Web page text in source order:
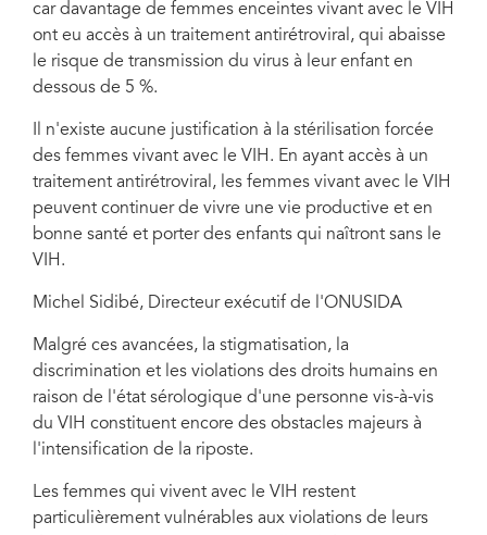
car davantage de femmes enceintes vivant avec le VIH
ont eu accès à un traitement antirétroviral, qui abaisse
le risque de transmission du virus à leur enfant en
dessous de 5 %.
Il n'existe aucune justification à la stérilisation forcée
des femmes vivant avec le VIH. En ayant accès à un
traitement antirétroviral, les femmes vivant avec le VIH
peuvent continuer de vivre une vie productive et en
bonne santé et porter des enfants qui naîtront sans le
VIH.
Michel Sidibé, Directeur exécutif de l'ONUSIDA
Malgré ces avancées, la stigmatisation, la
discrimination et les violations des droits humains en
raison de l'état sérologique d'une personne vis-à-vis
du VIH constituent encore des obstacles majeurs à
l'intensification de la riposte.
Les femmes qui vivent avec le VIH restent
particulièrement vulnérables aux violations de leurs